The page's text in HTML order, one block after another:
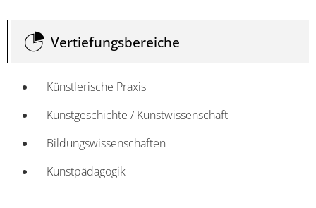
Vertiefungsbereiche
Künstlerische Praxis
Kunstgeschichte / Kunstwissenschaft
Bildungswissenschaften
Kunstpädagogik